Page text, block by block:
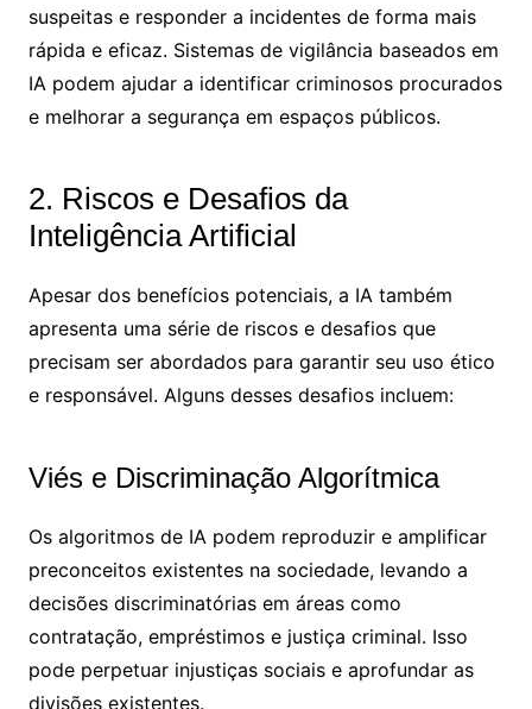
suspeitas e responder a incidentes de forma mais
rápida e eficaz. Sistemas de vigilância baseados em
IA podem ajudar a identificar criminosos procurados
e melhorar a segurança em espaços públicos.
2. Riscos e Desafios da
Inteligência Artificial
Apesar dos benefícios potenciais, a IA também
apresenta uma série de riscos e desafios que
precisam ser abordados para garantir seu uso ético
e responsável. Alguns desses desafios incluem:
Viés e Discriminação Algorítmica
Os algoritmos de IA podem reproduzir e amplificar
preconceitos existentes na sociedade, levando a
decisões discriminatórias em áreas como
contratação, empréstimos e justiça criminal. Isso
pode perpetuar injustiças sociais e aprofundar as
divisões existentes.